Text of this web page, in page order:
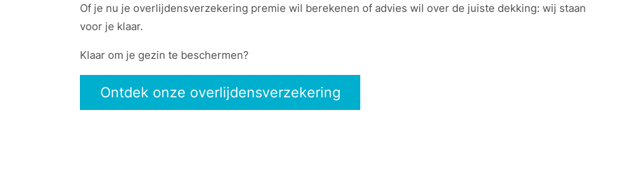
Of je nu je overlijdensverzekering premie wil berekenen of advies wil over de juiste dekking: wij staan
voor je klaar.
Klaar om je gezin te beschermen?
Ontdek onze overlijdensverzekering